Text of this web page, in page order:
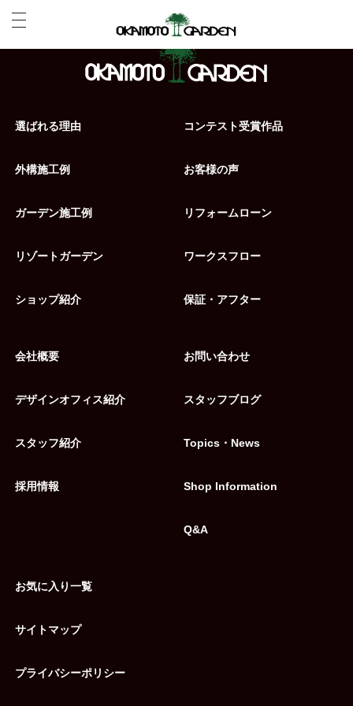
選ばれる理由
外構施工例
ガーデン施工例
リゾートガーデン
ショップ紹介
コンテスト受賞作品
お客様の声
リフォームローン
ワークスフロー
保証・アフター
会社概要
デザインオフィス紹介
スタッフ紹介
採用情報
お問い合わせ
スタッフブログ
Topics・News
Shop Information
Q&A
お気に入り一覧
サイトマップ
プライバシーポリシー